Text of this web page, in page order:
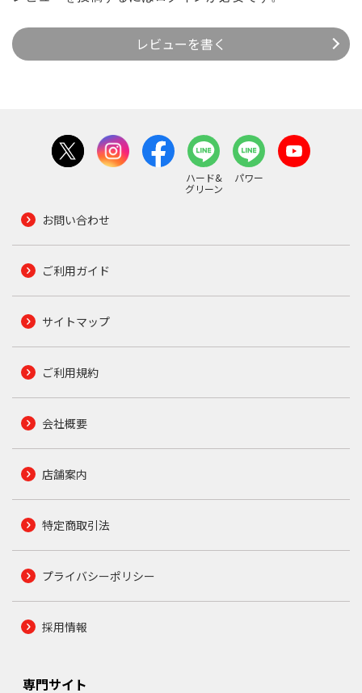
レビューを書く
ハード&
グリーン
パワー
お問い合わせ
ご利用ガイド
サイトマップ
ご利用規約
会社概要
店舗案内
特定商取引法
プライバシーポリシー
採用情報
専門サイト